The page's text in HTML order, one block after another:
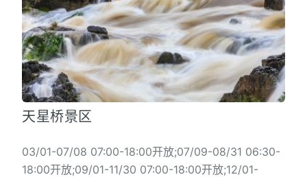
天星桥景区
03/01-07/08 07:00-18:00开放;07/09-08/31 06:30-
18:00开放;09/01-11/30 07:00-18:00开放;12/01-